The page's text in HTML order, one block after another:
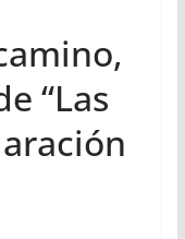
“Las